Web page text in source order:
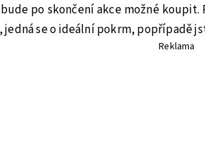
po skončení akce možné
jedná se o ideální pokrm, popřípadě
Reklama